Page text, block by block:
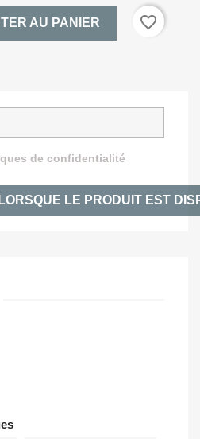
AU PANIER
favorite_border
de confidentialité
LE PRODUIT EST